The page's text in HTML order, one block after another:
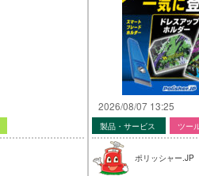
2026/08/07 13:25
製品・サービス ツー
ポリッシャー.JP